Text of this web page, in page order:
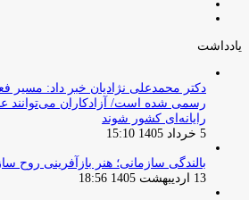
یادداشت
دکتر محمدعلی نژادیان خبر داد: مسیر
رسمی شده است/ آزادکاران می‌توانند
رایانه‌ای کشور شوند
5 خرداد 1405 15:10
بالندگی سازمانی؛ هنر بازآفرینی
13 اردیبهشت 1405 18:56